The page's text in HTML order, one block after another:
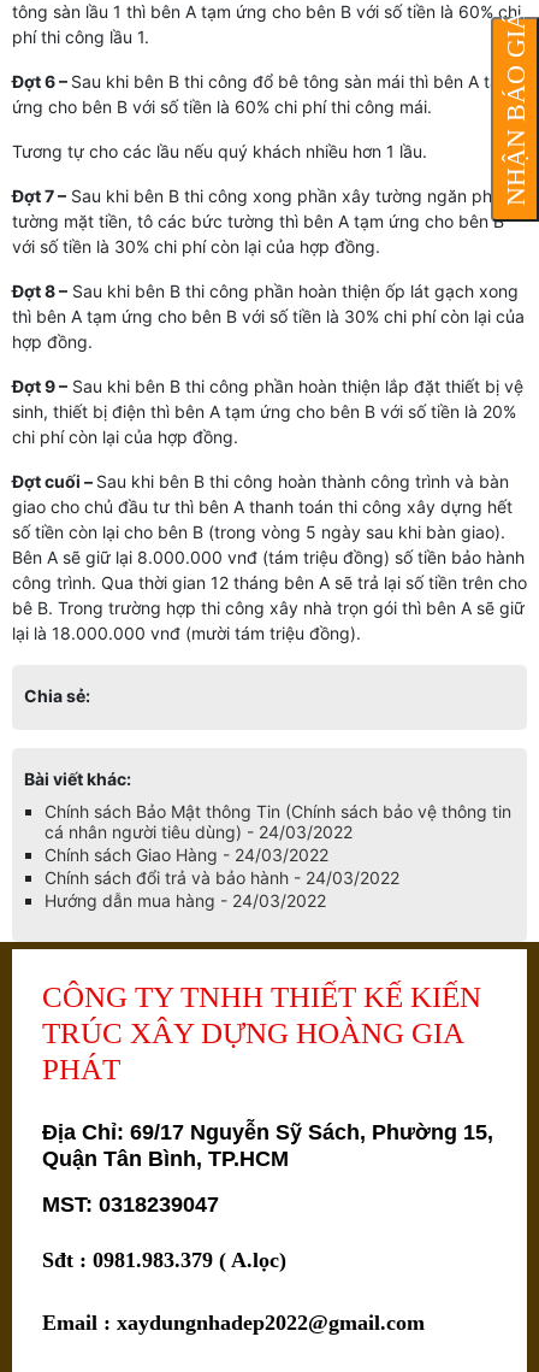
tông sàn lầu 1 thì bên A tạm ứng cho bên B với số tiền là 60% chi
phí thi công lầu 1.
Đợt 6 – Sau khi bên B thi công đổ bê tông sàn mái thì bên A tạm
ứng cho bên B với số tiền là 60% chi phí thi công mái.
Tương tự cho các lầu nếu quý khách nhiều hơn 1 lầu.
Đợt 7 – Sau khi bên B thi công xong phần xây tường ngăn phòng,
tường mặt tiền, tô các bức tường thì bên A tạm ứng cho bên B
với số tiền là 30% chi phí còn lại của hợp đồng.
Đợt 8 – Sau khi bên B thi công phần hoàn thiện ốp lát gạch xong
thì bên A tạm ứng cho bên B với số tiền là 30% chi phí còn lại của
hợp đồng.
Đợt 9 – Sau khi bên B thi công phần hoàn thiện lắp đặt thiết bị vệ
sinh, thiết bị điện thì bên A tạm ứng cho bên B với số tiền là 20%
chi phí còn lại của hợp đồng.
Đợt cuối – Sau khi bên B thi công hoàn thành công trình và bàn
giao cho chủ đầu tư thì bên A thanh toán thi công xây dựng hết
số tiền còn lại cho bên B (trong vòng 5 ngày sau khi bàn giao).
Bên A sẽ giữ lại 8.000.000 vnđ (tám triệu đồng) số tiền bảo hành
công trình. Qua thời gian 12 tháng bên A sẽ trả lại số tiền trên cho
bê B. Trong trường hợp thi công xây nhà trọn gói thì bên A sẽ giữ
lại là 18.000.000 vnđ (mười tám triệu đồng).
Chia sẻ:
Bài viết khác:
Chính sách Bảo Mật thông Tin (Chính sách bảo vệ thông tin
cá nhân người tiêu dùng) - 24/03/2022
Chính sách Giao Hàng - 24/03/2022
Chính sách đổi trả và bảo hành - 24/03/2022
Hướng dẫn mua hàng - 24/03/2022
CÔNG TY TNHH THIẾT KẾ KIẾN
TRÚC XÂY DỰNG HOÀNG GIA
PHÁT
Địa Chỉ: 69/17 Nguyễn Sỹ Sách, Phường 15,
Quận Tân Bình, TP.HCM
MST: 0318239047
Sđt : 0981.983.379 ( A.lọc)
Email : xaydungnhadep2022@gmail.com
NHẬN BÁO GIÁ